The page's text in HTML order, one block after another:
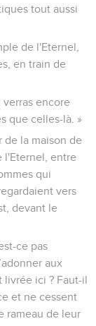
tout aussi
de l'Eternel,
en train de
verras encore
que celles-là. »
de la maison de
l'Eternel, entre
qui
vers
devant le
ce pas
aux
livrée ici ? Faut-il
et ne cessent
rameau de leur